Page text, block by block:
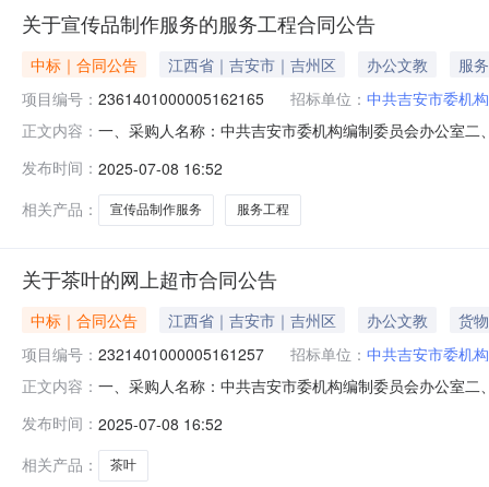
关于宣传品制作服务的服务工程合同公告
中标｜合同公告 江西省｜吉安市｜吉州区 办公文教
服务
项目编号： 2361401000005162165 招标单位： 中共吉安市委机
正文内容： 一、采购人名称：中共吉安市委机构编制委员会办公室
务要求或标的基本概况：七、其它事项：无八、联系方
发布时间： 2025-07-08 16:52
相关产品：
宣传品制作服务 服务工程
关于茶叶的网上超市合同公告
中标｜合同公告 江西省｜吉安市｜吉州区 办公文教
货物
项目编号： 2321401000005161257 招标单位： 中共吉安市委机
正文内容： 一、采购人名称：中共吉安市委机构编制委员会办公室
单罐无品牌贡品特级个37.001204440服务要求或标的基
发布时间： 2025-07-08 16:52
相关产品：
茶叶